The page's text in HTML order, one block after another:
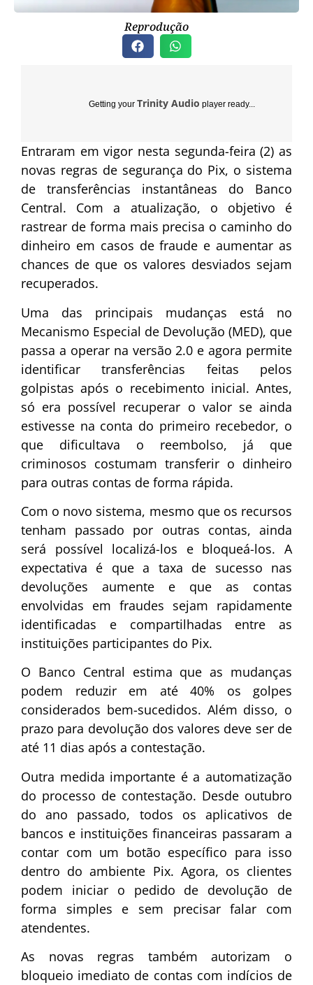
Reprodução
Getting your Trinity Audio player ready...
Entraram em vigor nesta segunda-feira (2) as
novas regras de segurança do Pix, o sistema
de transferências instantâneas do Banco
Central. Com a atualização, o objetivo é
rastrear de forma mais precisa o caminho do
dinheiro em casos de fraude e aumentar as
chances de que os valores desviados sejam
recuperados.
Uma das principais mudanças está no
Mecanismo Especial de Devolução (MED), que
passa a operar na versão 2.0 e agora permite
identificar transferências feitas pelos
golpistas após o recebimento inicial. Antes,
só era possível recuperar o valor se ainda
estivesse na conta do primeiro recebedor, o
que dificultava o reembolso, já que
criminosos costumam transferir o dinheiro
para outras contas de forma rápida.
Com o novo sistema, mesmo que os recursos
tenham passado por outras contas, ainda
será possível localizá-los e bloqueá-los. A
expectativa é que a taxa de sucesso nas
devoluções aumente e que as contas
envolvidas em fraudes sejam rapidamente
identificadas e compartilhadas entre as
instituições participantes do Pix.
O Banco Central estima que as mudanças
podem reduzir em até 40% os golpes
considerados bem-sucedidos. Além disso, o
prazo para devolução dos valores deve ser de
até 11 dias após a contestação.
Outra medida importante é a automatização
do processo de contestação. Desde outubro
do ano passado, todos os aplicativos de
bancos e instituições financeiras passaram a
contar com um botão específico para isso
dentro do ambiente Pix. Agora, os clientes
podem iniciar o pedido de devolução de
forma simples e sem precisar falar com
atendentes.
As novas regras também autorizam o
bloqueio imediato de contas com indícios de